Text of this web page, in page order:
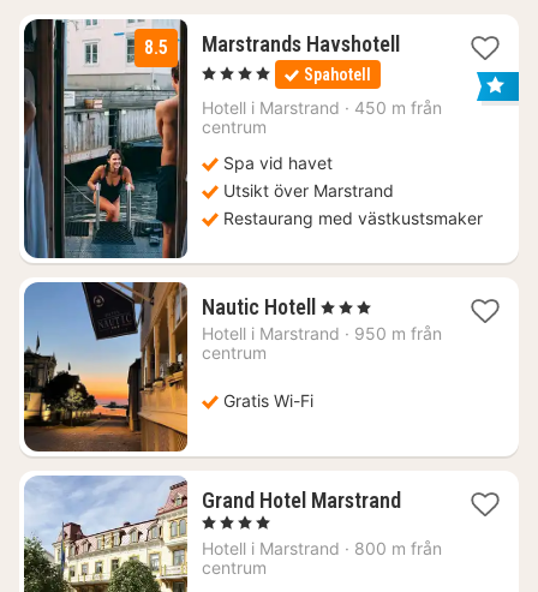
8.5 Marstrands Havshotell 3
1577
, 4 Stjärnor Spahotell
Hotell i Marstrand · 450 m från
centrum
Spa vid havet
Utsikt över Marstrand
Restaurang med västkustsmaker
Nautic Hotell 1
natt
, 3 Stjärnor
Hotell i Marstrand · 950 m från
centrum
Gratis Wi-Fi
Grand Hotel Marstrand1
från
, 4 Stjärnor
Hotell i Marstrand · 800 m från
centrum